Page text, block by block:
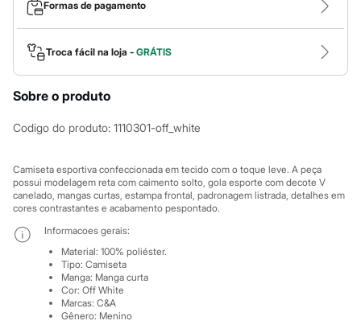
Bonés e Chapéus
Bijoux
Cintos
Óculos
Relógios
Calçados
Botas
Rasteirinhas
Tênis
Marcas
City
Clock House
Mindset
Sawary
Yessica
Moda esportiva
Acessórios
Blusas
Calçados
Formas de pagamento
Troca fácil na loja - GRÁTIS
Sobre o produto
Codigo do produto: 1110301-off_white
Camiseta esportiva confeccionada em tecido com o toque leve. A peça
possui modelagem reta com caimento solto, gola esporte com decote V
canelado, mangas curtas, estampa frontal, padronagem listrada, detalhes em
cores contrastantes e acabamento pespontado.
Informacoes gerais:
Material: 100% poliéster.
Tipo: Camiseta
Manga: Manga curta
Cor: Off White
Marcas: C&A
Gênero: Menino